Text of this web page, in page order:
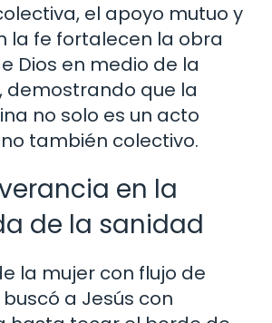
el apoyo mutuo y
la fe fortalecen la obra
Dios en medio de la
demostrando que la
no solo es un acto
también colectivo.
en la
de la sanidad
la mujer con flujo de
a Jesús con